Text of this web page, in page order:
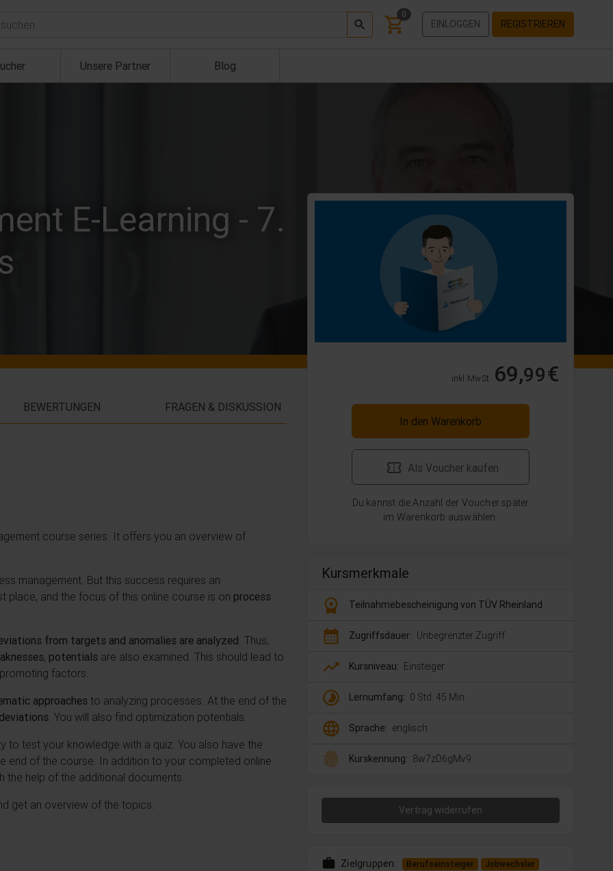
0
EINLOGGEN REGISTRIEREN
Unsere Partner Blog
E-Learning - 7.
inkl. MwSt. 69,99€
In den Warenkorb
Als Voucher kaufen
Du kannst die Anzahl der Voucher später
im Warenkorb auswählen.
Kursmerkmale
workspace_premium Teilnahmebescheinigung von TÜV Rheinland
calendar_month Zugriffsdauer: Unbegrenzter Zugriff
trending_up Kursniveau: Einsteiger
timelapse Lernumfang: 0 Std. 45 Min.
language Sprache: englisch
fingerprint Kurskennung: 8w7zD6gMv9
Vertrag widerrufen
work Zielgruppen: Berufseinsteiger
Jobwechsler
BEWERTUNGEN FRAGEN & DISKUSSION
course series. It offers you an overview of
management. But this success requires an
place, and the focus of this online course is on process
from targets and anomalies are analyzed. Thus,
, potentials are also examined. This should lead to
factors.
approaches to analyzing processes. At the end of the
deviations. You will also find optimization potentials.
to test your knowledge with a quiz. You also have the
end of the course. In addition to your completed online
the help of the additional documents.
get an overview of the topics.